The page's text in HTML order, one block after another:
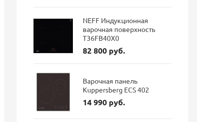
Смеситель для кухни Blanco
FONTAS II с подключением
фильтра Dark steel 527737
96 337 руб.
GRAVITY
NEFF Индукционная
варочная поверхность
T36FB40X0
82 800 руб.
Варочная панель
Kuppersberg ECS 402
14 990 руб.